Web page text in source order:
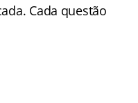
Cada questão